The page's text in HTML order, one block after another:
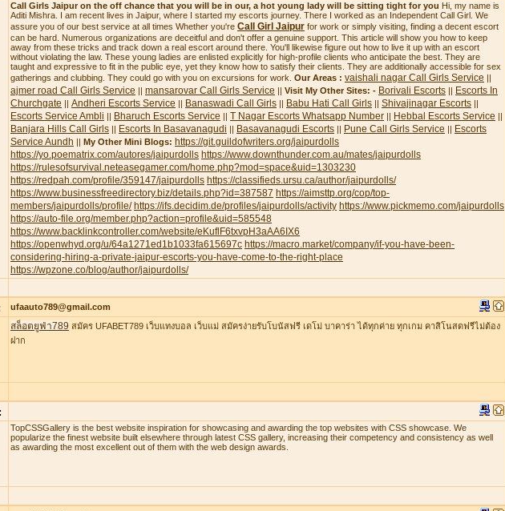
Call Girls Jaipur on the off chance that you will be in our, a hot young lady will be sitting tight for you Hi, my name is
Aditi Mishra. I am recent lives in Jaipur, where I started my escorts journey. There I worked as an Independent Call Girl. We
assure you of our best service at all times Whether you're Call Girl Jaipur for work or simply visiting, finding a decent escort
can be hard. Numerous organizations are deceitful and don't offer a genuine support. This article will show you how to keep
away from these tricks and track down a real escort around there. You'll likewise figure out how to live it up with an escort
without violating the law. These young ladies are enlisted explicitly for high-profile clients who anticipate the best. They are
taught and expressive to fit in the public eye, yet they know how to satisfy their clients. They are additionally accessible for sex
gatherings and clubbing. They could go with you on excursions for work. Our Areas : vaishali nagar Call Girls Service ||
ajmer road Call Girls Service || mansarovar Call Girls Service || Visit My Other Sites: - Borivali Escorts || Escorts In
Churchgate || Andheri Escorts Service || Banaswadi Call Girls || Babu Hati Call Girls || Shivajinagar Escorts ||
Escorts Service Ambli || Bharuch Escorts Service || T Nagar Escorts Whatsapp Number || Hebbal Escorts Service ||
Banjara Hills Call Girls || Escorts In Basavanagudi || Basavanagudi Escorts || Pune Call Girls Service || Escorts
Service Aundh || My Other Mini Blogs: https://git.guildofwriters.org/jaipurdolls
https://yo.poematrix.com/autores/jaipurdolls https://www.downthunder.com.au/mates/jaipurdolls
https://rulesofsurvival.neteasegamer.com/home.php?mod=space&uid=1303230
https://redpah.com/profile/359147/jaipurdolls https://classifieds.ursu.ca/author/jaipurdolls/
https://www.businessfreedirectory.biz/details.php?id=387587 https://aimsttp.org/cop/top-
members/jaipurdolls/profile/ https://ifs.decidim.de/profiles/jaipurdolls/activity https://www.pickmemo.com/jaipurdolls
https://auto-file.org/member.php?action=profile&uid=585548
https://www.backlinkcontroller.com/website/eKuflF6txvpH3aAA6IX6
https://openwhyd.org/u/64a1271ed1b1033fa615697c https://macro.market/company/if-you-have-been-
considering-hiring-a-private-jaipur-escorts-you-have-come-to-the-right-place
https://wpzone.co/blog/author/jaipurdolls/
ufaauto789@gmail.com
สล็อตยูฟ่า789 สมัคร UFABET789 เว็บแทงบอล เว็บแม่ สมัครง่ายรับโบนัสฟรี เดโม่ บาคาร่า ได้ทุกค่าย ทุกเกม คาสิโนสดฟรีไม่ต้อง
ฝาก
TopCSSGallery is the best website inspiration for showcasing and awarding the top websites with CSS showcase. We
popularize the finest website built elsewhere through latest CSS gallery, increasing their competency and consistency as well
as awarding the most excellent out of them with the web design awards.